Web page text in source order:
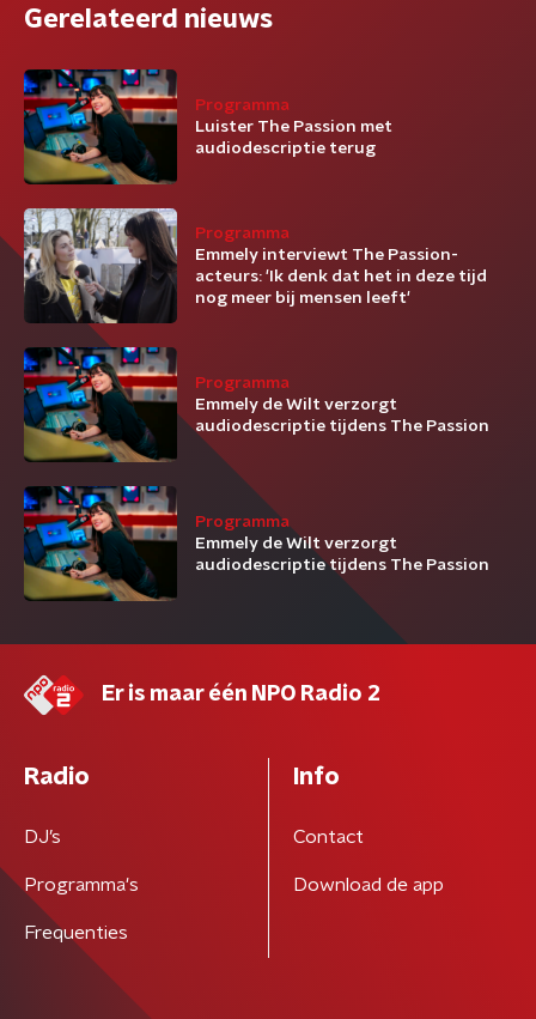
Gerelateerd nieuws
Programma
Luister The Passion met
audiodescriptie terug
Programma
Emmely interviewt The Passion-
acteurs: 'Ik denk dat het in deze tijd
nog meer bij mensen leeft'
Programma
Emmely de Wilt verzorgt
audiodescriptie tijdens The Passion
Programma
Emmely de Wilt verzorgt
audiodescriptie tijdens The Passion
Er is maar één NPO Radio 2
Radio
DJ’s
Programma's
Frequenties
Info
Contact
Download de app